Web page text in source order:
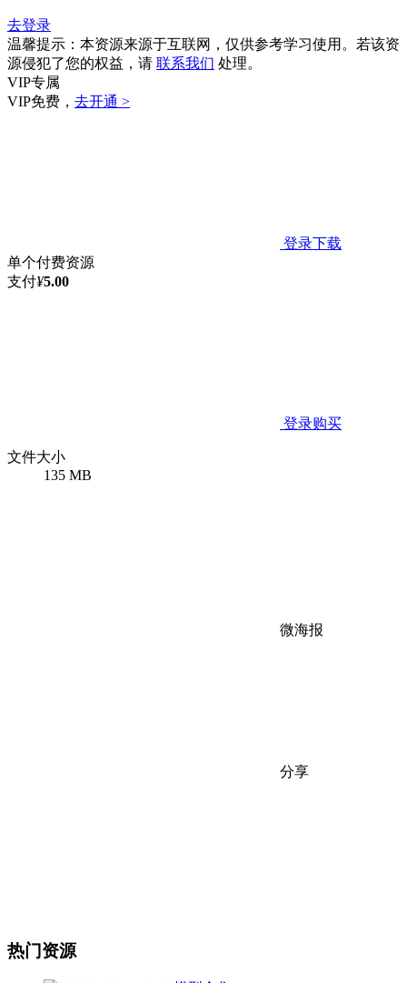
去登录
温馨提示：本资源来源于互联网，仅供参考学习使用。若该资
源侵犯了您的权益，请 联系我们 处理。
VIP专属
VIP免费， 去开通 >
登录下载
单个付费资源
支付¥5.00
登录购买
文件大小
135 MB
微海报
分享
热门资源